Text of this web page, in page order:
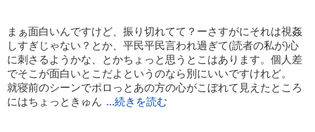
まぁ面白いんですけど、振り切れてて？ーさすがにそれは視姦
しすぎじゃない？とか、平民平民言われ過ぎて(読者の私が)心
に刺さるようかな、とかちょっと思うとこはあります。個人差
でそこが面白いとこだよというのなら別にいいですけれど。
就寝前のシーンでポロっとあの方の心がこぼれて見えたところ
にはちょっときゅん ...続きを読む